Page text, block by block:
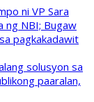
ni VP Sara
ng NBI; Bugaw
pagkakadawit
solusyon sa
paaralan,